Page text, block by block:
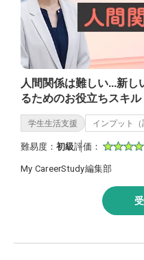
人間関係は難しい...新
るためのお役立ちスキル
学生生活支援 インプット（
難易度： 初級評価：
My CareerStudy編集部